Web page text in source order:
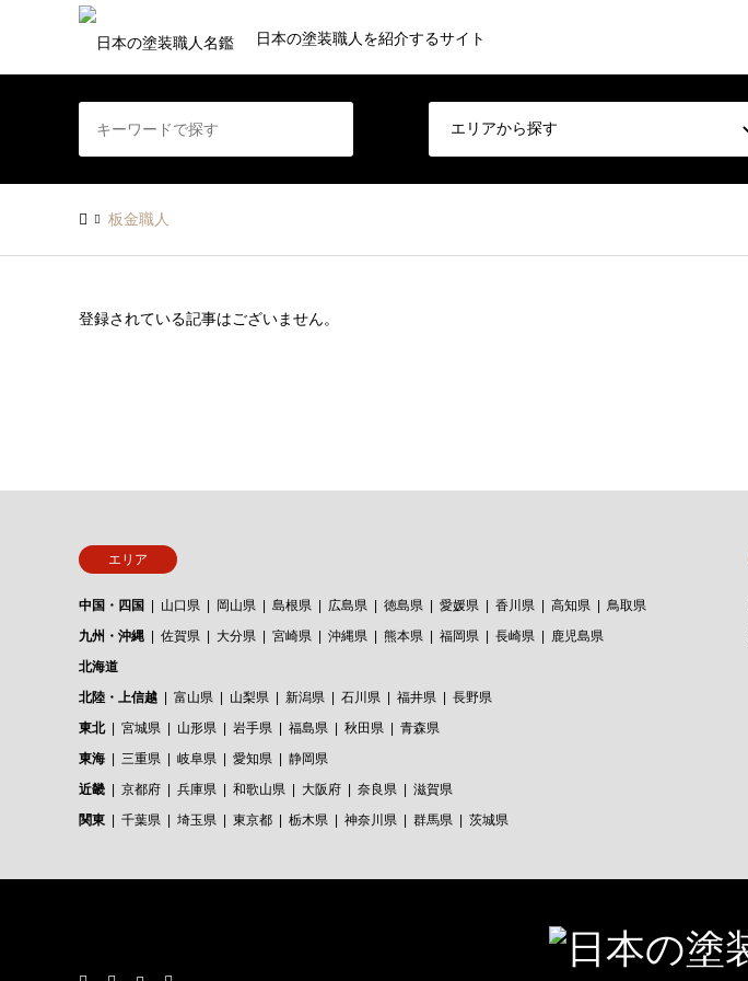
日本の塗装職人を紹介するサイト
板金職人
登録されている記事はございません。
エリア
中国・四国 山口県 岡山県 島根県 広島県 徳島県 愛媛県 香川県 高知県
鳥取県
九州・沖縄
佐賀県 大分県 宮崎県 沖縄県 熊本県 福岡県 長崎県
鹿児島県
北海道
北陸・上信越
富山県 山梨県 新潟県 石川県 福井県
長野県
東北
宮城県 山形県 岩手県 福島県 秋田県
青森県
東海
三重県 岐阜県 愛知県
静岡県
近畿
京都府 兵庫県 和歌山県 大阪府 奈良県
滋賀県
関東
千葉県 埼玉県 東京都 栃木県 神奈川県 群馬県 茨城県